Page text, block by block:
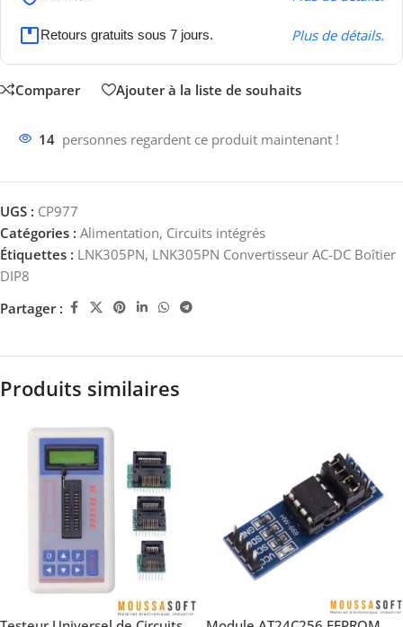
Retours gratuits sous 7 jours. Plus de détails.
Comparer Ajouter à la liste de souhaits
14 personnes regardent ce produit maintenant !
UGS : CP977
Catégories : Alimentation, Circuits intégrés
Étiquettes : LNK305PN, LNK305PN Convertisseur AC-DC Boîtier
DIP8
Partager :
Produits similaires